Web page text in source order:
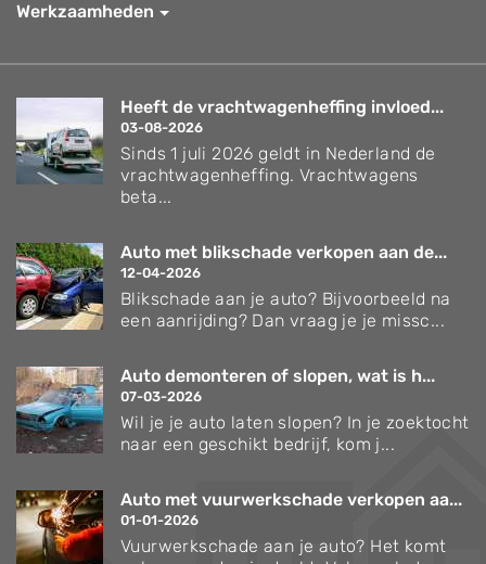
Werkzaamheden
Heeft de vrachtwagenheffing invloed...
03-08-2026
Sinds 1 juli 2026 geldt in Nederland de
vrachtwagenheffing. Vrachtwagens
beta...
Auto met blikschade verkopen aan de...
12-04-2026
Blikschade aan je auto? Bijvoorbeeld na
een aanrijding? Dan vraag je je missc...
Auto demonteren of slopen, wat is h...
07-03-2026
Wil je je auto laten slopen? In je zoektocht
naar een geschikt bedrijf, kom j...
Auto met vuurwerkschade verkopen aa...
01-01-2026
Vuurwerkschade aan je auto? Het komt